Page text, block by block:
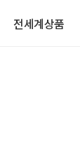
전세계상품